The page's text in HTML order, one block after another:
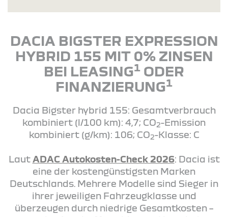
DACIA BIGSTER EXPRESSION
HYBRID 155 MIT 0% ZINSEN
BEI LEASING1 ODER
FINANZIERUNG1
Dacia Bigster hybrid 155: Gesamtverbrauch
kombiniert (l/100 km): 4,7; CO2-Emission
kombiniert (g/km): 106; CO2-Klasse: C
Laut ADAC Autokosten-Check 2026: Dacia ist
eine der kostengünstigsten Marken
Deutschlands. Mehrere Modelle sind Sieger in
ihrer jeweiligen Fahrzeugklasse und
überzeugen durch niedrige Gesamtkosten –